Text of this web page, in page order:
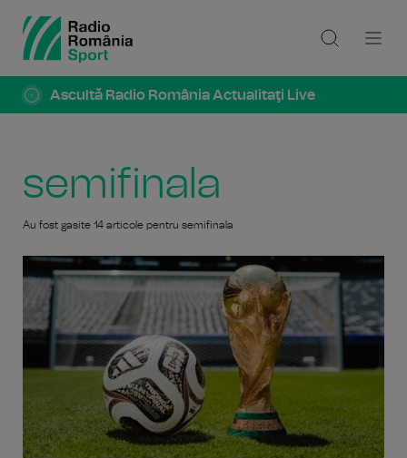
Ascultă Radio România Actualitaţi Live
semifinala
Au fost gasite 14 articole pentru semifinala